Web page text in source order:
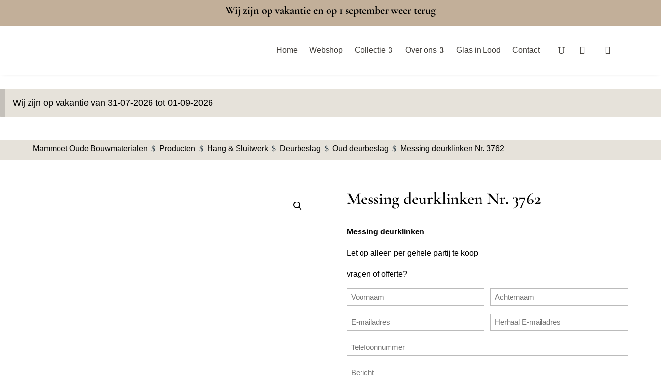
Wij zijn op vakantie en op 1 september weer terug
Home Webshop Collectie Over ons Glas in Lood Contact
Wij zijn op vakantie van 31-07-2026 tot 01-09-2026
Mammoet Oude Bouwmaterialen $ Producten $ Hang & Sluitwerk $ Deurbeslag $ Oud deurbeslag $ Messing deurklinken Nr. 3762
Messing deurklinken Nr. 3762
Messing deurklinken
Let op alleen per gehele partij te koop !
vragen of offerte?
Naam
Voornaam Achternaam
E-
mailadres
(Vereist)
E-
mailadres
invoeren
E-
bevestigen
Telefoonnummer
Bericht